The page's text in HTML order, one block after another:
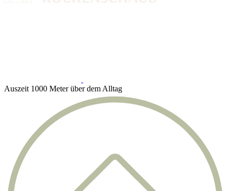
Auszeit 1000 Meter über dem Alltag